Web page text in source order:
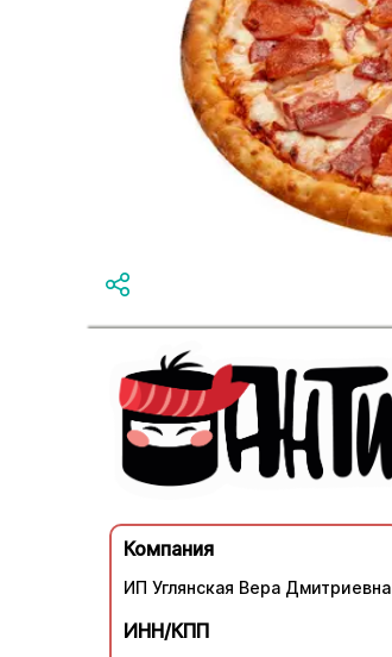
Компания
ИП Углянская Вера Дмитриевна
ИНН/КПП